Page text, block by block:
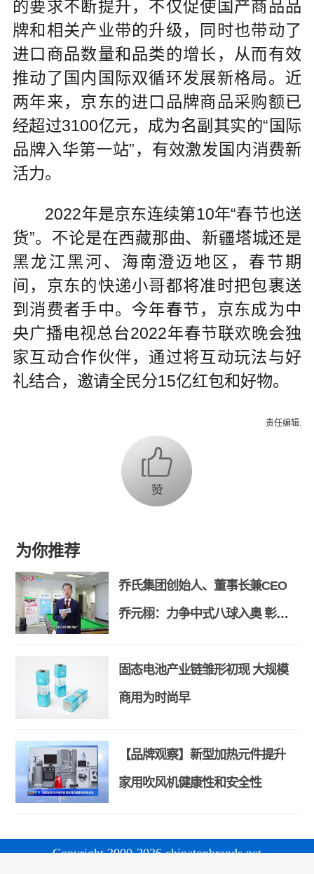
的要求不断提升，不仅促使国产商品品
牌和相关产业带的升级，同时也带动了
进口商品数量和品类的增长，从而有效
推动了国内国际双循环发展新格局。近
两年来，京东的进口品牌商品采购额已
经超过3100亿元，成为名副其实的“国际
品牌入华第一站”，有效激发国内消费新
活力。
2022年是京东连续第10年“春节也送
货”。不论是在西藏那曲、新疆塔城还是
黑龙江黑河、海南澄迈地区，春节期
间，京东的快递小哥都将准时把包裹送
到消费者手中。今年春节，京东成为中
央广播电视总台2022年春节联欢晚会独
家互动合作伙伴，通过将互动玩法与好
礼结合，邀请全民分15亿红包和好物。
责任编辑:
为你推荐
乔氏集团创始人、董事长兼CEO
乔元栩：力争中式八球入奥 彰显
和合共生精神
固态电池产业链雏形初现 大规模
商用为时尚早
【品牌观察】新型加热元件提升
家用吹风机健康性和安全性
Copyright 2000-2026 chinatopbrands.net